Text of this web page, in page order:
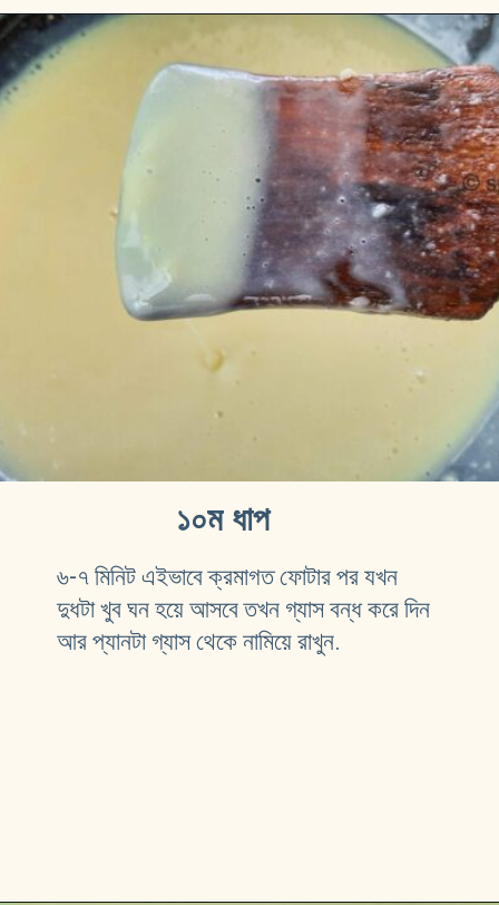
১০ম ধাপ
৬-৭ মিনিট এইভাবে ক্রমাগত ফোটার পর যখন
দুধটা খুব ঘন হয়ে আসবে তখন গ্যাস বন্ধ করে দিন
আর প্যানটা গ্যাস থেকে নামিয়ে রাখুন.